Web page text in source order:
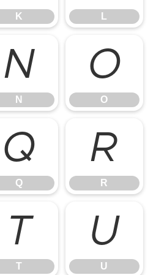
K L
N
N
O
O
Q
Q
R
R
T
T
U
U